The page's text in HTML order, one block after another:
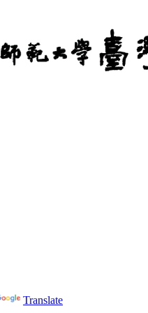
Translate